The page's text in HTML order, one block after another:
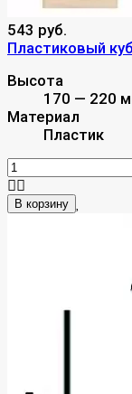
543 руб.
Пластиковый
Высота
170 — 220
Материал
Пластик
В корзину